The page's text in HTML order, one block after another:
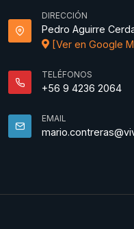
DIRECCIÓN
Pedro Aguirre
[Ver en Google
TELÉFONOS
+56 9 4236 2064
EMAIL